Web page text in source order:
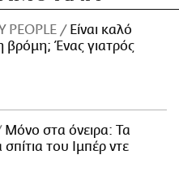
PEOPLE
Είναι καλό
βρόμη; Ένας γιατρός
Μόνο στα όνειρα: Τα
του Ιμπέρ ντε